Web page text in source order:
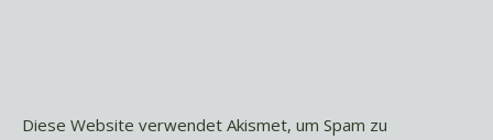
Diese Website verwendet Akismet, um Spam zu